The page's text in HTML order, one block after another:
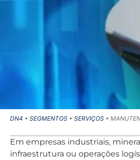
DN4 • SEGMENTOS • SERVIÇOS •
Em empresas industriais,
infraestrutura ou operações